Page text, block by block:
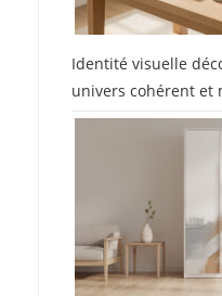
Identité visuelle
univers cohérent et